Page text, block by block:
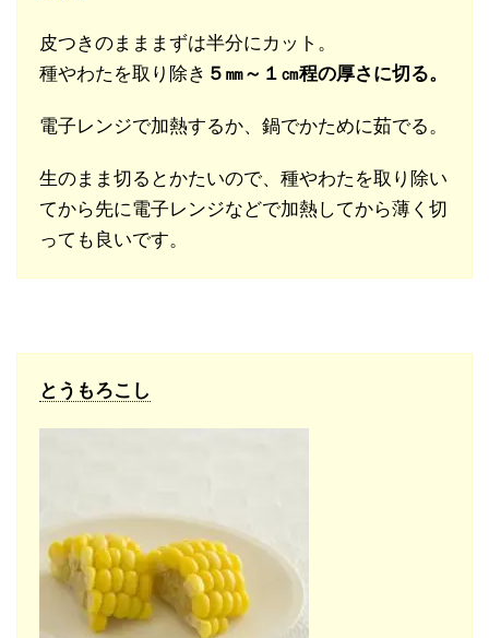
皮つきのまままずは半分にカット。
種やわたを取り除き ５㎜～１㎝程の厚さに切る。
電子レンジで加熱するか、鍋でかために茹でる。
生のまま切るとかたいので、種やわたを取り除い
てから先に電子レンジなどで加熱してから薄く切
っても良いです。
とうもろこし